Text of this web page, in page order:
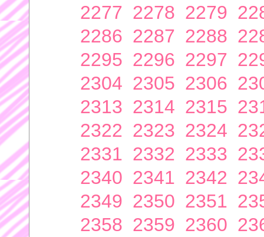
2277 2278 2279
2286 2287 2288
2295 2296 2297
2304 2305 2306
2313 2314 2315
2322 2323 2324
2331 2332 2333
2340 2341 2342
2349 2350 2351
2358 2359 2360